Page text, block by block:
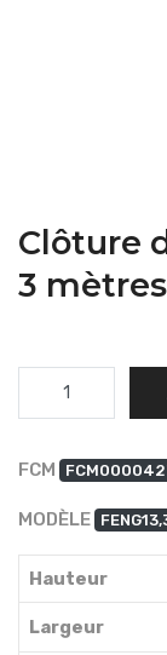
Clôture
3 mètres
Quantité
FCM
MODÈLE
Hauteur
Largeur